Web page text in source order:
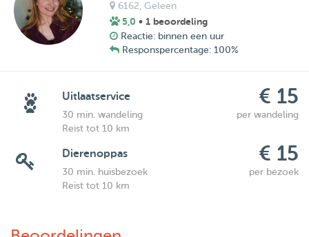
6162,Geleen
5,0 • 1 beoordeling
Reactie: binnen een uur
Responspercentage: 100%
Uitlaatservice € 15
30 min. wandeling
per wandeling
Reist tot 10 km
Dierenoppas € 15
30 min. huisbezoek
per bezoek
Reist tot 10 km